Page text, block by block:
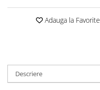
Adauga la Favorite
Descriere